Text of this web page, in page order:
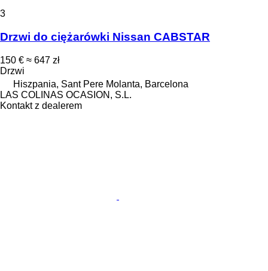
3
Drzwi do ciężarówki Nissan CABSTAR
150 € ≈ 647 zł
Drzwi
Hiszpania, Sant Pere Molanta, Barcelona
LAS COLINAS OCASION, S.L.
Kontakt z dealerem